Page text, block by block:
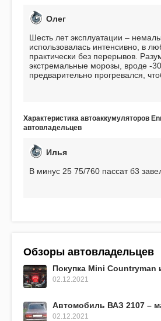
Олег
Шесть лет эксплуатации –
использовалась интенсивно, в
практически без перерывов.
экстремальные морозы, вроде -
предварительно прогревался,
использования не было ни
EFB 75. Судя по
превосходит предыдущую модель.
Характеристика автоаккумуляторов
автовладельцев
Илья
В минус 25 75/760 пассат б3
Обзоры автовладельцев
Покупка Mini Countryman
02.12.2021
Автомобиль ВАЗ 2107 –
02.12.2021